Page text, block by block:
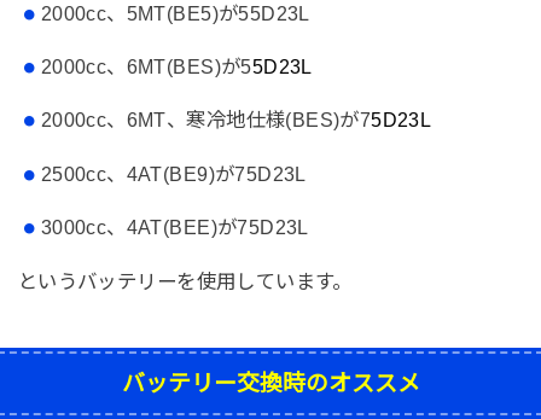
2000cc、5MT(BE5)が55D23L
2000cc、6MT(BES)が55D23L
2000cc、6MT、寒冷地仕様(BES)が75D23L
2500cc、4AT(BE9)が75D23L
3000cc、4AT(BEE)が75D23L
というバッテリーを使用しています。
バッテリー交換時のオススメ